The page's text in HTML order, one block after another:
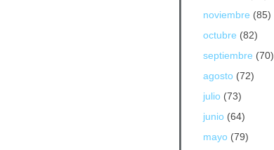
noviembre (85)
octubre (82)
septiembre (70)
agosto (72)
julio (73)
junio (64)
mayo (79)